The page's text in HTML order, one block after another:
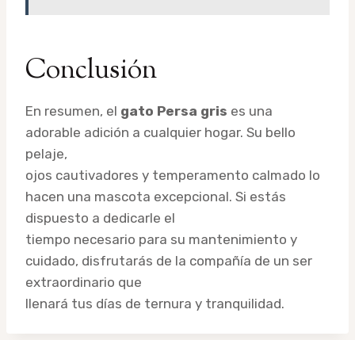
Conclusión
En resumen, el gato Persa gris es una
adorable adición a cualquier hogar. Su bello
pelaje,
ojos cautivadores y temperamento calmado lo
hacen una mascota excepcional. Si estás
dispuesto a dedicarle el
tiempo necesario para su mantenimiento y
cuidado, disfrutarás de la compañía de un ser
extraordinario que
llenará tus días de ternura y tranquilidad.